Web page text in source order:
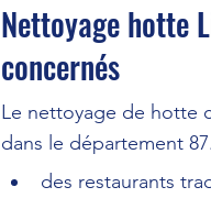
Nettoyage hotte
concernés
Le nettoyage de hotte
dans le département
des restaurants